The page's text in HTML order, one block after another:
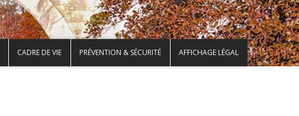
CADRE DE VIE PRÉVENTION & SÉCURITÉ AFFICHAGE LÉGAL